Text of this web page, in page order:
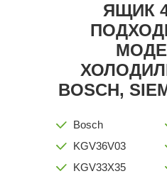
ЯЩИК
BOSCH,
Bosch
KGV36V03
KGV33X35